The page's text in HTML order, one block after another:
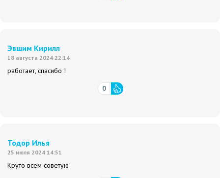
Эвшим Кирилл
18 августа 2024 22:14
работает, спасибо !
0
Тодор Илья
25 июля 2024 14:51
Круто всем советую